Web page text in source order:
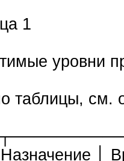
1
уровни
таблицы, см.
Назначение │